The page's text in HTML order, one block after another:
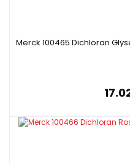
Merck 100465 Dichloran